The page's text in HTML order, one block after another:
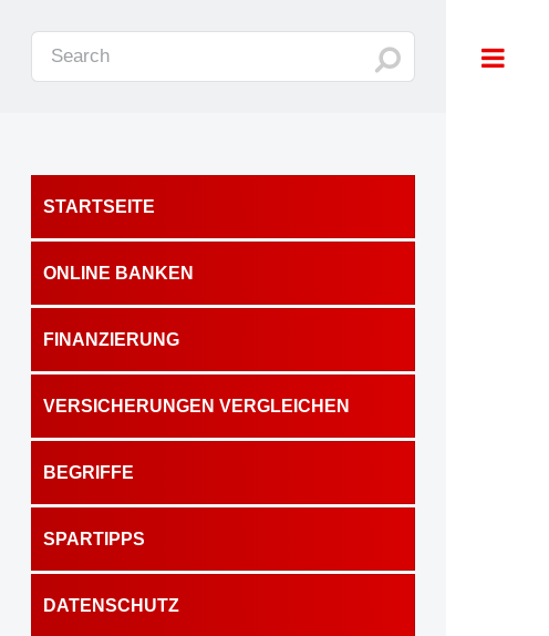
STARTSEITE
ONLINE BANKEN
FINANZIERUNG
VERSICHERUNGEN VERGLEICHEN
BEGRIFFE
SPARTIPPS
DATENSCHUTZ